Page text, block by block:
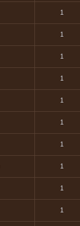
1
1
1
1
1
1
1
1
1
1